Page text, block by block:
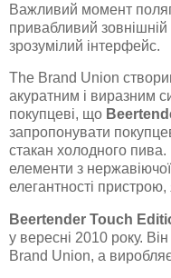
Важливий момент
привабливий зовнішній
зрозумілий інтерфейс.
The Brand Union
акуратним і виразним
покупцеві, що
запропонувати
стакан холодного
елементи з
елегантності
Beertender Touch
у вересні 2010 року.
Brand Union, а